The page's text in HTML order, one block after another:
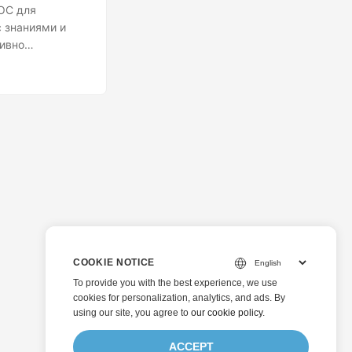
для
знаниями и
COOKIE NOTICE
To provide you with the best experience, we use
cookies for personalization, analytics, and ads. By
using our site, you agree to our cookie policy.
ACCEPT